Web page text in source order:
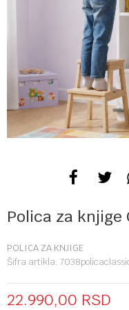
Polica za knjige
POLICA ZA KNJIGE
Šifra artikla:
22.990,00 RSD